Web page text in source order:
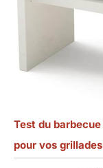
Test du barbecue
pour vos